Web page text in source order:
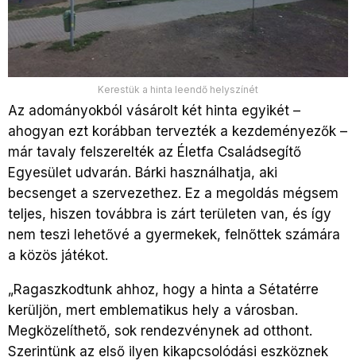
Kerestük a hinta leendő helyszínét
Az adományokból vásárolt két hinta egyikét –
ahogyan ezt korábban tervezték a kezdeményezők –
már tavaly felszerelték az Életfa Családsegítő
Egyesület udvarán. Bárki használhatja, aki
becsenget a szervezethez. Ez a megoldás mégsem
teljes, hiszen továbbra is zárt területen van, és így
nem teszi lehetővé a gyermekek, felnőttek számára
a közös játékot.
„Ragaszkodtunk ahhoz, hogy a hinta a Sétatérre
kerüljön, mert emblematikus hely a városban.
Megközelíthető, sok rendezvénynek ad otthont.
Szerintünk az első ilyen kikapcsolódási eszköznek